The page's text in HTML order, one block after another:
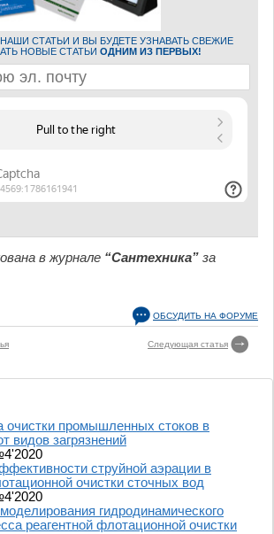
СТАТЬИ И ВЫ БУДЕТЕ УЗНАВАТЬ СВЕЖИЕ
НОВЫЕ СТАТЬИ ОДНИМ ИЗ ПЕРВЫХ!
в журнале “Сантехника” за
ОБСУДИТЬ НА ФОРУМЕ
Следующая статья
очистки промышленных стоков в
видов загрязнений
струйной аэрации в
очистки сточных вод
гидродинамического
реагентной флотационной очистки